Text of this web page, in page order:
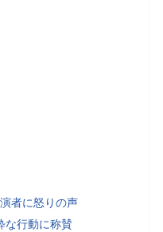
者に怒りの声
な行動に称賛